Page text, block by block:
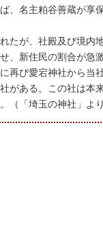
、名主粕谷善蔵が
たが、社殿及び境内
、新住民の割合が
再び愛宕神社から当
がある。この社は
（「埼玉の神社」より